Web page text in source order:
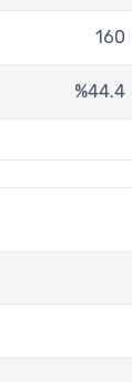
160
%44.4